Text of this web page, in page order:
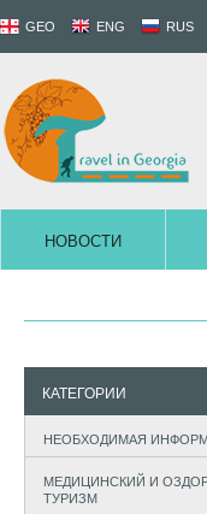
GEO ENG RUS
НОВОСТИ
КАТЕГОРИИ
НЕОБХОДИМАЯ
МЕДИЦИНСКИЙ И
ТУРИЗМ